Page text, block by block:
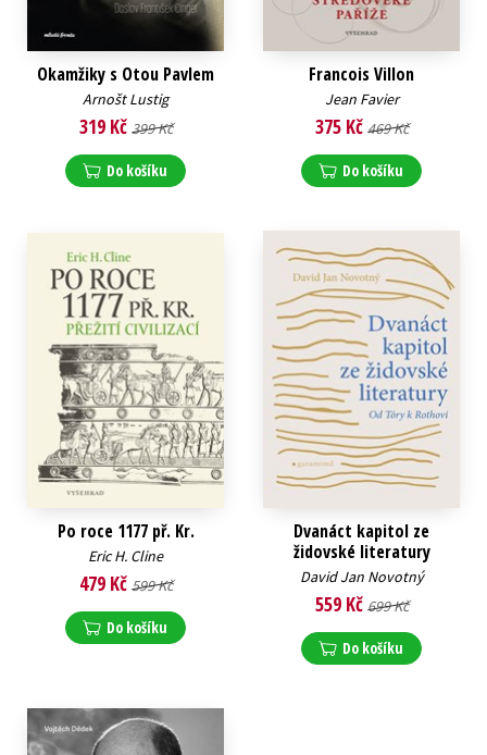
Okamžiky s Otou Pavlem
Arnošt Lustig
319 Kč 399 Kč
Do košíku
Francois Villon
Jean Favier
375 Kč 469 Kč
Do košíku
Po roce 1177 př. Kr.
Eric H. Cline
479 Kč 599 Kč
Do košíku
Dvanáct kapitol ze
židovské literatury
David Jan Novotný
559 Kč 699 Kč
Do košíku